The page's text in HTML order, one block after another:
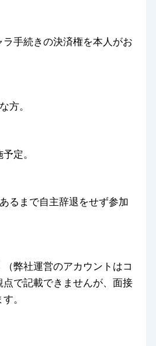
手続きの決済権を本人がお
方。
定。
るまで自主辞退をせず参加
（弊社運営のアカウントはコ
点で記載できませんが、面接
。